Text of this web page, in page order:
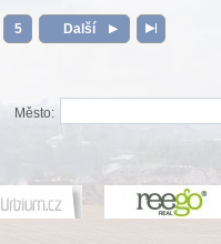
5 Další
Město: